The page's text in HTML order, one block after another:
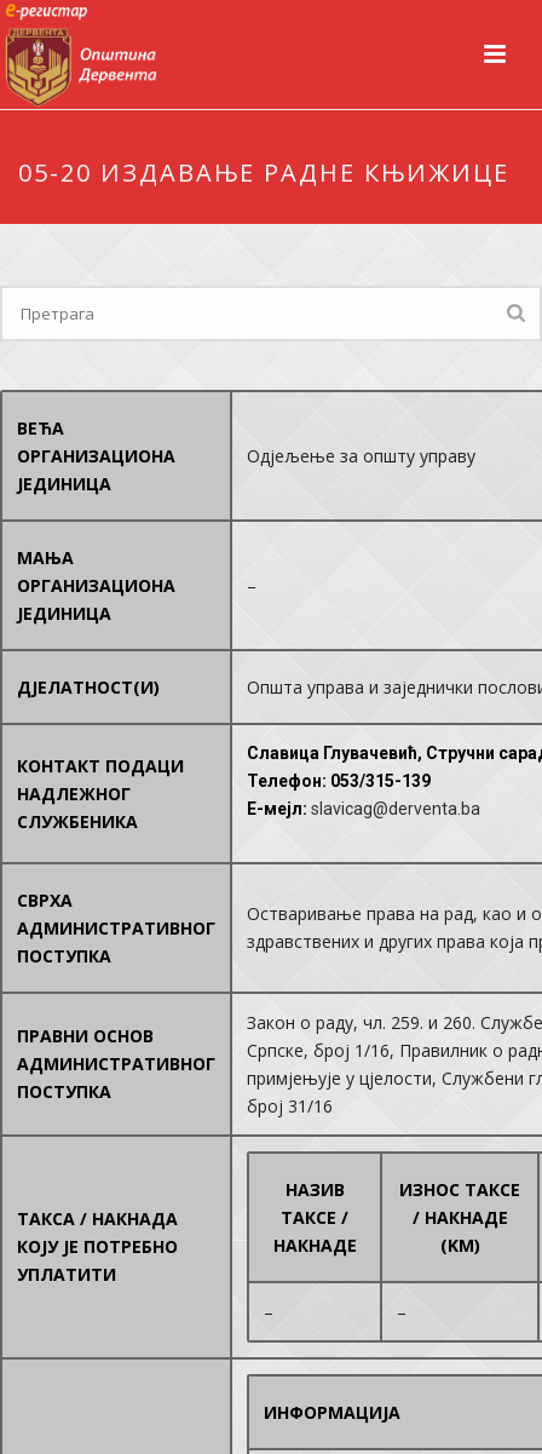
05-20 ИЗДАВАЊЕ РАДНЕ КЊИЖИЦЕ
ВЕЋА
ОРГАНИЗАЦИОНА
ЈЕДИНИЦА
Одјељење за општу управу
МАЊА
ОРГАНИЗАЦИОНА
ЈЕДИНИЦА
–
ДЈЕЛАТНОСТ(И) Општа управа и заједнички
КОНТАКТ ПОДАЦИ
НАДЛЕЖНОГ
СЛУЖБЕНИКА
Славица Глувачевић, Стручни
Телефон: 053/315-139
E-мејл: slavicag@derventa.ba
СВРХА
АДМИНИСТРАТИВНОГ
ПОСТУПКА
Остваривање права на рад, као и
здравствених и других права која
ПРАВНИ ОСНОВ
АДМИНИСТРАТИВНОГ
ПОСТУПКА
Закон о раду, чл. 259. и 260.
Српске, број 1/16, Правилник о
примјењује у цјелости, Службени
број 31/16
ТАКСА / НАКНАДА
КОЈУ ЈЕ ПОТРЕБНО
УПЛАТИТИ
НАЗИВ
ТАКСЕ /
НАКНАДЕ
ИЗНОС ТАКСЕ
/ НАКНАДЕ
(KM)
– –
ИНФОРМАЦИЈА